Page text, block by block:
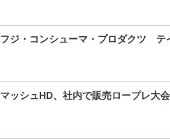
フジ・コンシューマ・プロダクツ テ
マッシュHD、社内で販売ロープレ大